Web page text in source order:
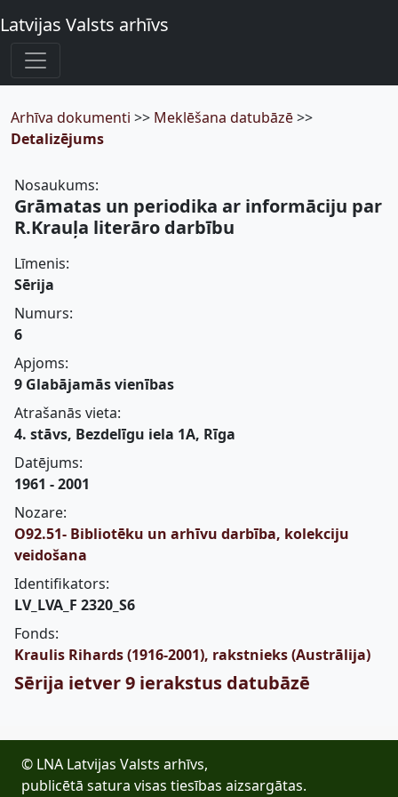
Latvijas Valsts arhīvs
Arhīva dokumenti >> Meklēšana datubāzē>>
Detalizējums
Nosaukums:
Grāmatas un periodika ar informāciju par
R.Krauļa literāro darbību
Līmenis:
Sērija
Numurs:
6
Apjoms:
9 Glabājamās vienības
Atrašanās vieta:
4. stāvs, Bezdelīgu iela 1A, Rīga
Datējums:
1961 - 2001
Nozare:
O92.51- Bibliotēku un arhīvu darbība, kolekciju
veidošana
Identifikators:
LV_LVA_F 2320_S6
Fonds:
Kraulis Rihards (1916-2001), rakstnieks (Austrālija)
Sērija ietver 9 ierakstus datubāzē
© LNA Latvijas Valsts arhīvs,
publicētā satura visas tiesības aizsargātas.